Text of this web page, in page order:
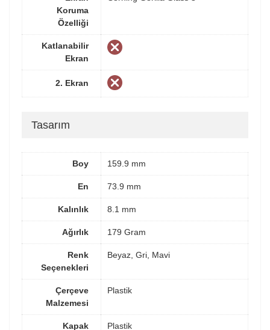
Koruma
Özelliği
Katlanabilir
Ekran
2. Ekran
Tasarım
Boy 159.9 mm
En 73.9 mm
Kalınlık 8.1 mm
Ağırlık 179 Gram
Renk
Seçenekleri
Beyaz, Gri, Mavi
Çerçeve
Malzemesi
Plastik
Kapak Plastik